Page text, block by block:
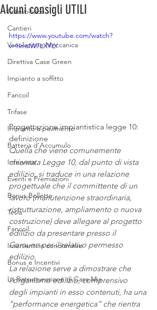
Fotovoltaico
Cantieri
Ventilazione Meccanica
Direttiva Case Green
Impianto a soffitto
Fancoil
Trifase
Impianto a pavimento
Batteria d'Accumulo
Intervista
Eventi e Premiazioni
Bonus Bollette
Tesla
Fancoil
Interventi in condominio
Bonus e Incentivi
La Ristrutturazione di Casa Mia
Alcuni consigli UTILI
https://www.youtube.com/watch?
v=hmtiW7LXYLY
Progettazione impiantistica legge 10:
definizione
Quella che viene comunemente
chiamata Legge 10, dal punto di vista
edilizio, si traduce in una relazione
progettuale che il committente di un
lavoro (manutenzione straordinaria,
ristrutturazione, ampliamento o nuova
costruzione) deve allegare al progetto
edilizio da presentare presso il
Comune per il relativo permesso
edilizio.
La relazione serve a dimostrare che
l’organismo edilizio, comprensivo
degli impianti in esso contenuti, ha una
“performance energetica” che rientra